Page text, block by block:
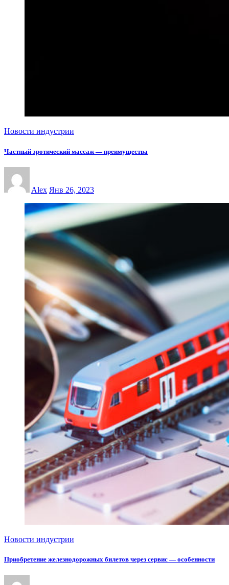
Новости индустрии
Частный эротический массаж — преимущества
Alex Янв 26, 2023
Новости индустрии
Приобретение железнодорожных билетов через сервис — особенности